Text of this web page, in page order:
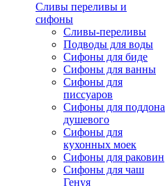
Сливы переливы и
сифоны
Сливы-переливы
Подводы для воды
Сифоны для биде
Сифоны для ванны
Сифоны для
писсуаров
Сифоны для поддона
душевого
Сифоны для
кухонных моек
Сифоны для раковин
Сифоны для чаш
Генуя